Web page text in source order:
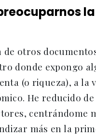
otros
donde expongo
(o riqueza), a la
He reducido
centrándome
más en la